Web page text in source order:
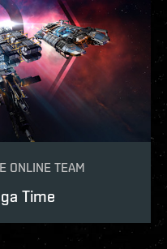
ONLINE TEAM
Time